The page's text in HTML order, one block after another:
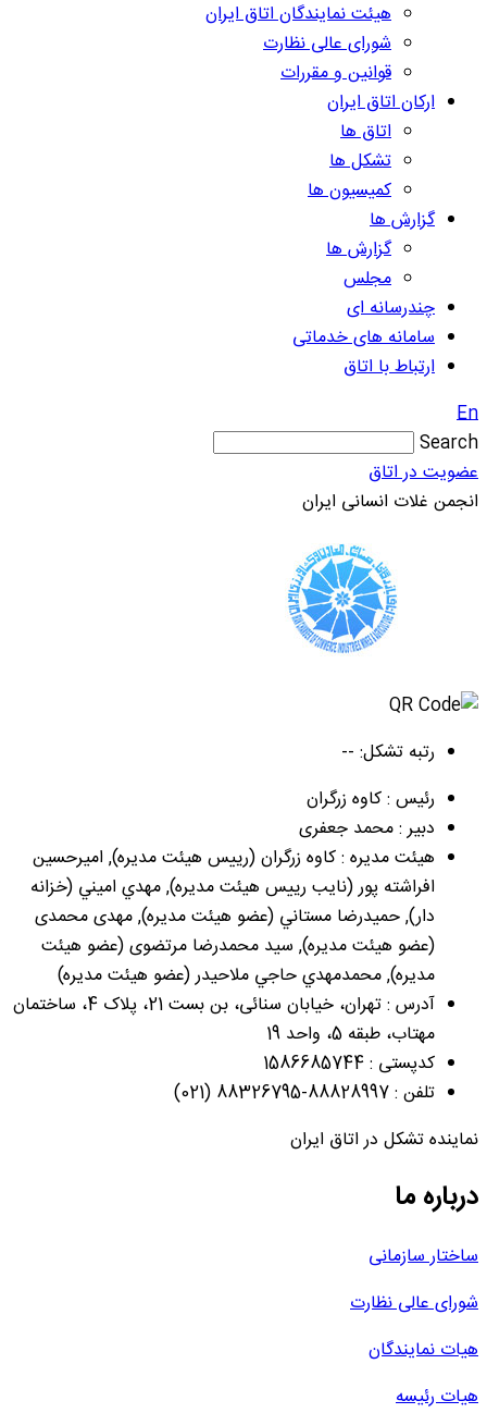
هیئت نمایندگان اتاق ایران
شورای عالی نظارت
قوانین و مقررات
ارکان اتاق ایران
اتاق ها
تشکل ها
کمیسیون ها
گزارش ها
گزارش ها
مجلس
چندرسانه ای
سامانه های خدماتی
ارتباط با اتاق
En
Search
عضویت در اتاق
انجمن غلات انسانی ایران
رتبه تشکل: --
رئیس : کاوه زرگران
دبیر : محمد جعفری
هیئت مدیره : کاوه زرگران (رییس هیئت مدیره), امیرحسین
افراشته پور (نایب رییس هیئت مدیره), مهدي اميني (خزانه
دار), حميدرضا مستاني (عضو هیئت مدیره), مهدی محمدی
(عضو هیئت مدیره), سید محمدرضا مرتضوی (عضو هیئت
مدیره), محمدمهدي حاجي ملاحيدر (عضو هیئت مدیره)
آدرس : تهران، خیابان سنائی، بن بست 21، پلاک 4، ساختمان
مهتاب، طبقه 5، واحد 19
کدپستی : 1586685744
تلفن : 88828997-88326795 (021)
نماینده تشکل در اتاق ایران
درباره ما
ساختار سازمانی
شورای عالی نظارت
هیات نمایندگان
هیات رئیسه